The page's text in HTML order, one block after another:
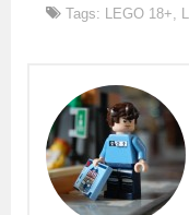
Tags: LEGO 18+,